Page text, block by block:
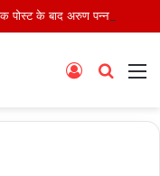
Search
Log